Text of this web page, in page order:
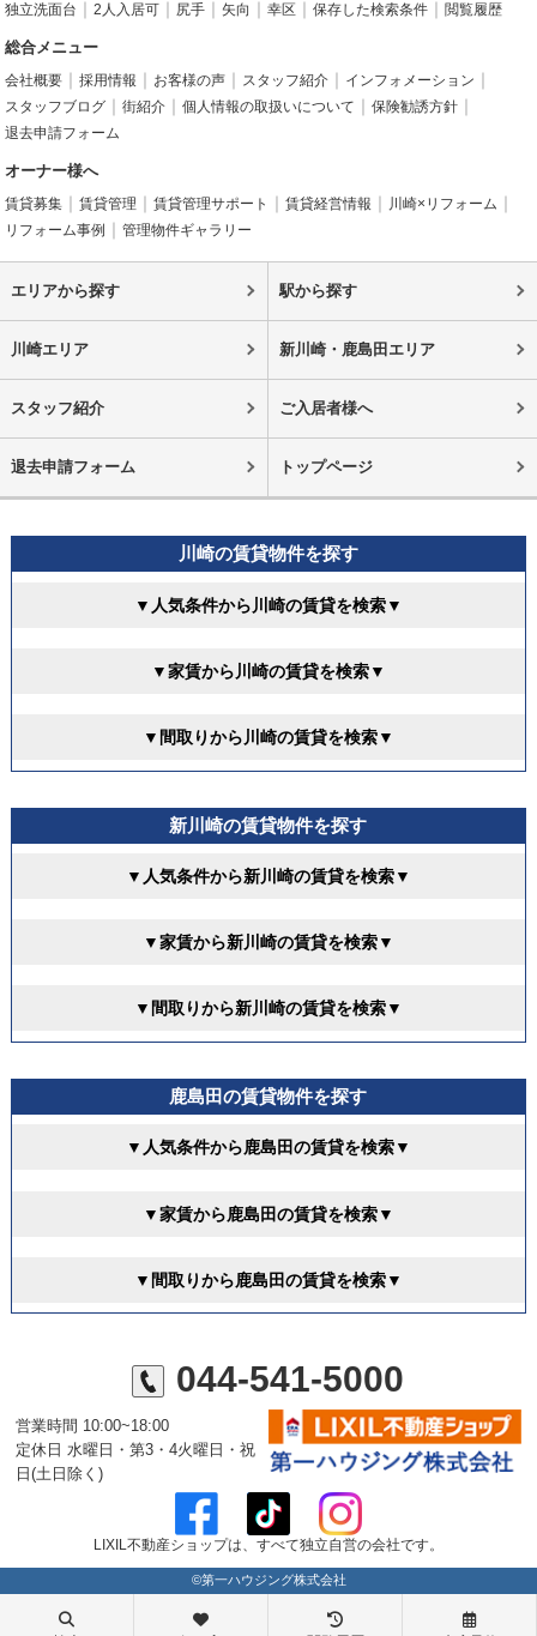
独立洗面台
2人入居可 尻手 矢向 幸区 保存した検索条件 閲覧履歴
総合メニュー
会社概要 採用情報 お客様の声 スタッフ紹介
インフォメーション
スタッフブログ
街紹介 個人情報の取扱いについて
保険勧誘方針
退去申請フォーム
オーナー様へ
賃貸募集 賃貸管理 賃貸管理サポート 賃貸経営情報
川崎×リフォーム
リフォーム事例
管理物件ギャラリー
エリアから探す 駅から探す
川崎エリア 新川崎・鹿島田エリア
スタッフ紹介 ご入居者様へ
退去申請フォーム トップページ
川崎の賃貸物件を探す
▼人気条件から川崎の賃貸を検索▼
▼家賃から川崎の賃貸を検索▼
▼間取りから川崎の賃貸を検索▼
新川崎の賃貸物件を探す
▼人気条件から新川崎の賃貸を検索▼
▼家賃から新川崎の賃貸を検索▼
▼間取りから新川崎の賃貸を検索▼
鹿島田の賃貸物件を探す
▼人気条件から鹿島田の賃貸を検索▼
▼家賃から鹿島田の賃貸を検索▼
▼間取りから鹿島田の賃貸を検索▼
044-541-5000
営業時間 10:00~18:00
定休日 水曜日・第3・4火曜日・祝
日(土日除く)
LIXIL不動産ショップは、すべて独立自営の会社です。
©第一ハウジング株式会社